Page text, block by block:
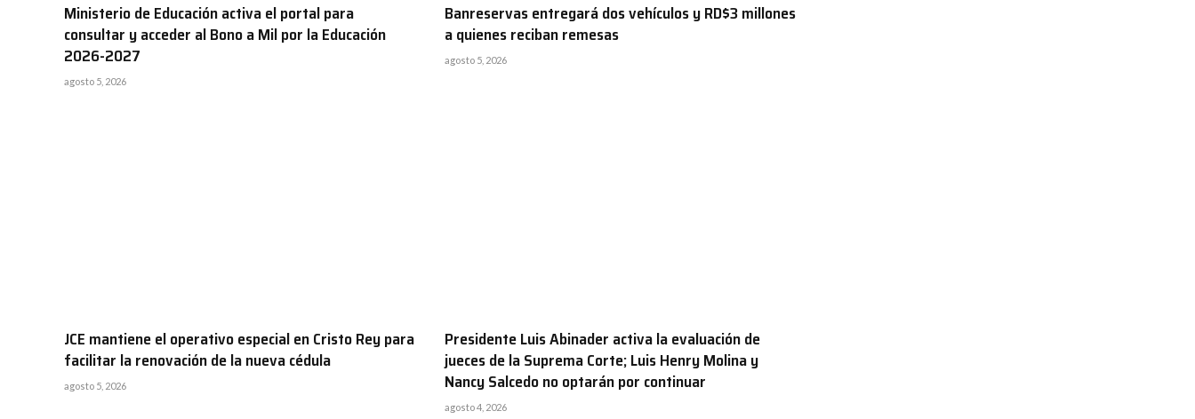
Ministerio de Educación activa el portal para
consultar y acceder al Bono a Mil por la Educación
2026-2027
agosto 5, 2026
Banreservas entregará dos vehículos y RD$3 millones
a quienes reciban remesas
agosto 5, 2026
JCE mantiene el operativo especial en Cristo Rey para
facilitar la renovación de la nueva cédula
agosto 5, 2026
Presidente Luis Abinader activa la evaluación de
jueces de la Suprema Corte; Luis Henry Molina y
Nancy Salcedo no optarán por continuar
agosto 4, 2026